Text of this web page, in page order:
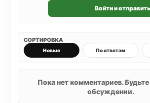
Войти и отправить
СОРТИРОВКА
Новые По ответам
Пока нет комментариев.
обсуждении.